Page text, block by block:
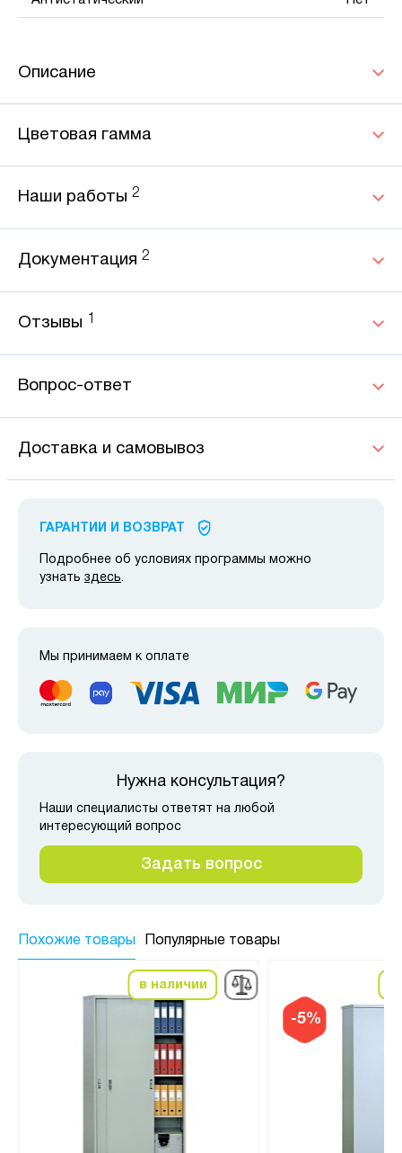
Описание
Цветовая гамма
Наши работы 2
Документация 2
Отзывы
Вопрос-ответ
Доставка и самовывоз
ГАРАНТИИ И ВОЗВРАТ
Подробнее об условиях программы можно
узнать здесь.
Мы принимаем к оплате
Нужна консультация?
Наши специалисты ответят на любой
интересующий вопрос
Задать вопрос
Похожие товары Популярные товары
в наличии
-5%